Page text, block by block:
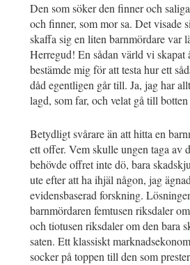
Den som söker den finner och
och finner, som mor sa. Det visade
skaffa sig en liten barnmördare var
Herregud! En sådan värld vi skapat
bestämde mig för att testa hur ett
dåd egentligen går till. Ja, jag har
lagd, som far, och velat gå till
Betydligt svårare än att hitta en
ett offer. Vem skulle ungen taga av
behövde offret inte dö, bara
ute efter att ha ihjäl någon, jag
evidensbaserad forskning.
barnmördaren femtusen riksdaler
och tiotusen riksdaler om den bara
saten. Ett klassiskt
socker på toppen till den som